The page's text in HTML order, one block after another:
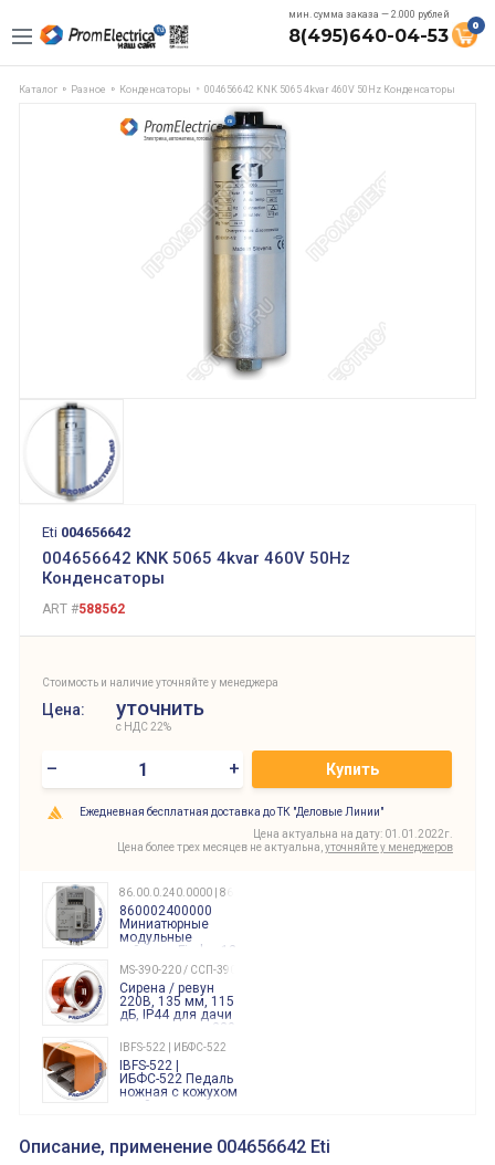
мин. сумма заказа — 2.000 рублей
8(495)640-04-53 0
Каталог Разное Конденсаторы 004656642 KNK 5065 4kvar 460V 50Hz Конденсаторы
Eti 004656642
004656642 KNK 5065 4kvar 460V 50Hz
Конденсаторы
ART #588562
Стоимость и наличие уточняйте у менеджера
Цена: уточнить
с НДС 22%
– + Купить
Ежедневная бесплатная доставка до ТК "Деловые Линии"
Цена актуальна на дату: 01.01.2022г.
Цена более трех месяцев не актуальна, уточняйте у менеджеров
86.00.0.240.0000 | 860002400000
860002400000
Миниатюрные
модульные
таймеры Finder, 12-
240 Вольт AC/DC
Finder
86.00.0.240.0000
MS-390-220 / ССП-390 220В
Сирена / ревун
220В, 135 мм, 115
дБ, IP44 для дачи
производства 220
Вольт звук ситены
"пожарная
тревога"
IBFS-522 | ИБФС-522
IBFS-522 |
ИБФС-522 Педаль
ножная с кожухом
двойная,
15Ампер 250В
XVR13M05L
Маячок
Описание, применение 004656642 Eti